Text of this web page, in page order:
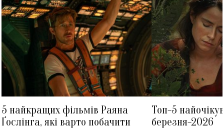
5 найкращих фільмів Раяна
Ґослінга, які варто побачити
Топ-5
березня-2026